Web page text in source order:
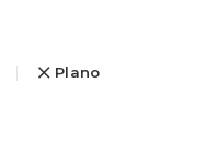
Plano